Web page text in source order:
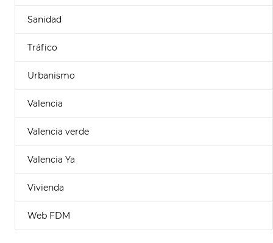
Sanidad
Tráfico
Urbanismo
Valencia
Valencia verde
Valencia Ya
Vivienda
Web FDM